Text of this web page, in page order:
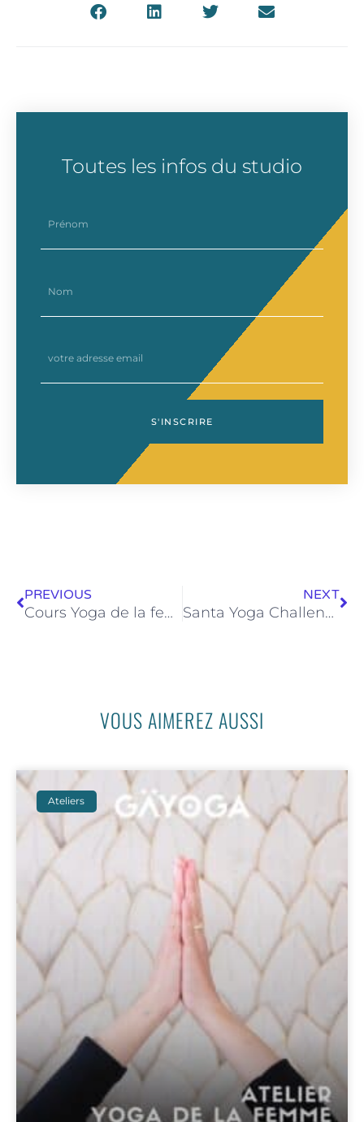
Toutes les infos du studio
S'INSCRIRE
PREVIOUS
Cours Yoga de la femme – 10 décembre 2022 de 16h00 à 18h00
NEXT
Santa Yoga Challenge 2022
VOUS AIMEREZ AUSSI
Ateliers